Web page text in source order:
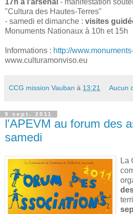
"Cultura des Hautes-Terres"
- samedi et dimanche : visites
Monuments Nationaux à 10h et 15h
Informations : http://
www.culturamonviso.eu
CCG mission Vauban à 13:21 Aucun
9 sept. 2011
l'APEVM au forum des
samedi
La